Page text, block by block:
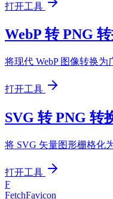
打开工具
WebP 转 PNG
将现代 WebP 图像转换为
打开工具
SVG 转 PNG 转
将 SVG 矢量图形栅格化
打开工具
F
FetchFavicon